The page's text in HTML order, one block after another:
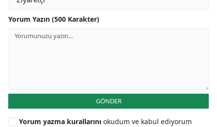
Yorum Yazın (500 Karakter)
GÖNDER
Yorum yazma kurallarını okudum ve kabul ediyorum